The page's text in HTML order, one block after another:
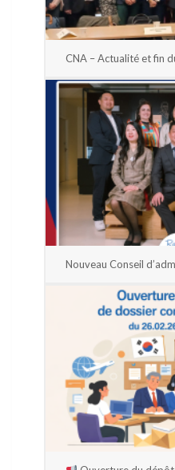
CNA – Actualité et fin
Nouveau Conseil